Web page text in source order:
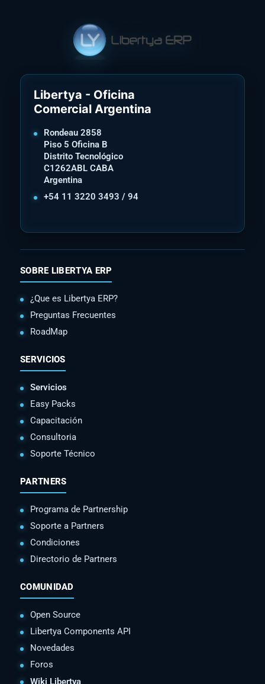
Libertya - Oficina
Comercial Argentina
Rondeau 2858
Piso 5 Oficina B
Distrito Tecnológico
C1262ABL CABA
Argentina
+54 11 3220 3493 / 94
SOBRE LIBERTYA ERP
¿Que es Libertya ERP?
Preguntas Frecuentes
RoadMap
SERVICIOS
Servicios
Easy Packs
Capacitación
Consultoria
Soporte Técnico
PARTNERS
Programa de Partnership
Soporte a Partners
Condiciones
Directorio de Partners
COMUNIDAD
Open Source
Libertya Components API
Novedades
Foros
Wiki Libertya